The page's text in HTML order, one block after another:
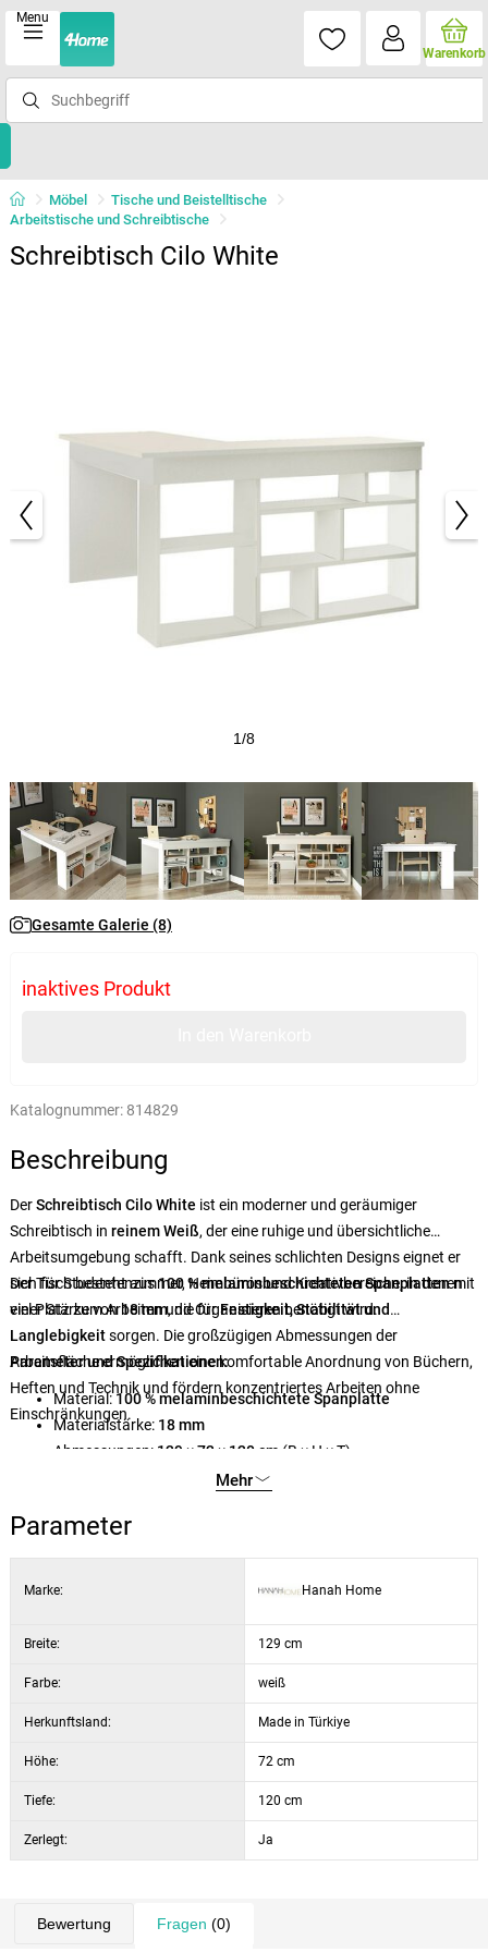
Menu
Warenkorb
Möbel
Tische und Beistelltische
Arbeitstische und Schreibtische
Schreibtisch Cilo White
1/8
Gesamte Galerie (8)
inaktives Produkt
Katalognummer: 814829
Beschreibung
DerSchreibtisch Cilo White ist ein moderner und geräumiger
Schreibtisch in reinem Weiß, der eine ruhige und übersichtliche
Arbeitsumgebung schafft. Dank seines schlichten Designs eignet er
sich für Studentenzimmer, Heimbüros und Kreativbereiche, in denen
viel Platz zum Arbeiten und Organisieren benötigt wird.
Der Tisch besteht aus100 % melaminbeschichteten Spanplattenmit
einer Stärke von18 mm, die fürFestigkeit, Stabilität und
Langlebigkeitsorgen. Die großzügigen Abmessungen der
Arbeitsfläche ermöglichen eine komfortable Anordnung von Büchern,
Heften und Technik und fördern konzentriertes Arbeiten ohne
Einschränkungen.
Parameter und Spezifikationen:
Material:100 % melaminbeschichtete Spanplatte
Materialstärke: 18 mm
Abmessungen: 129 × 72 × 120 cm (B × H × T)
Mehr
Parameter
Marke: Hanah Home
Breite: 129 cm
Farbe: weiß
Herkunftsland: Made in Türkiye
Höhe: 72 cm
Tiefe: 120 cm
Zerlegt: Ja
Bewertung Fragen (0)